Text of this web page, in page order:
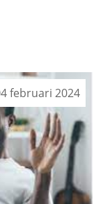
februari 2024